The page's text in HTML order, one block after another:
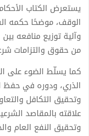
يستعرض الكتاب
الوقف، موضحًا حكمه
وآلية توزيع منافعه
من حقوق والتزامات
كما يسلّط الضوء على
الذري، ودوره في حفظ
وتحقيق التكافل
علاقته بالمقاصد
وتحقيق النفع العام